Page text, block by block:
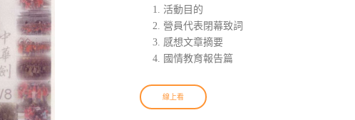
活動目的
營員代表閉幕致詞
感想文章摘要
國情教育報告篇
線上看